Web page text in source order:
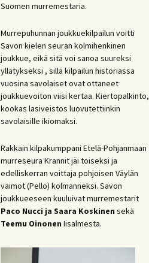
Suomen murremestaria.
Murrepuhunnan joukkuekilpailun voitti
Savon kielen seuran kolmihenkinen
joukkue, eikä sitä voi sanoa suureksi
yllätykseksi , sillä kilpailun historiassa
vuosina savolaiset ovat ottaneet
joukkuevoiton viisi kertaa. Kiertopalkinto,
kookas lasiveistos luovutettiinkin
savolaisille ikiomaksi.
Rakkain kilpakumppani Etelä-Pohjanmaan
murreseura Krannit jäi toiseksi ja
edelliskerran voittaja pohjoisen Väylän
vaimot (Pello) kolmanneksi. Savon
joukkueeseen kuuluivat murremestarit
Paco Nucci ja Saara Koskinen sekä
Teemu Oinonen Iisalmesta.